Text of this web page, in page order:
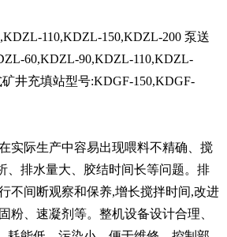
110,KDZL-150,KDZL-200 泵送
60,KDZL-90,KDZL-110,KDZL-
井充填站型号:KDGF-150,KDGF-
实际生产中容易出现喂料不精确、搅
、排水量大、胶结时间长等问题。排
不间断观察和保养,增长搅拌时间,改进
粉、速凝剂等。整机设备设计合理、